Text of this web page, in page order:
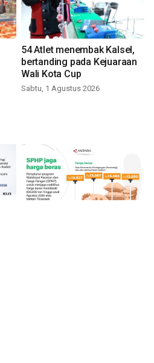
54 Atlet menembak Kalsel,
bertanding pada Kejuaraan
Wali Kota Cup
Sabtu, 1 Agustus 2026